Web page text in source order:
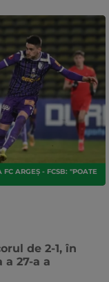
ARGEȘ - FCSB: "POATE
de 2-1, în
27-a a